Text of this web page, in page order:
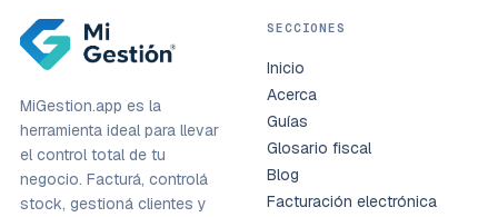
MiGestion.app es la
herramienta ideal para llevar
el control total de tu
negocio. Facturá, controlá
stock, gestioná clientes y
SECCIONES
Inicio
Acerca
Guías
Glosario fiscal
Blog
Facturación electrónica